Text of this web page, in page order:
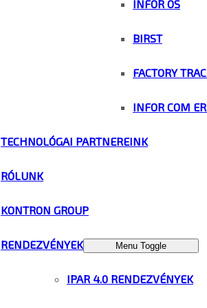
INFOR OS
BIRST
FACTORY
INFOR COM
TECHNOLÓGAI PARTNEREINK
RÓLUNK
KONTRON GROUP
RENDEZVÉNYEK Menu Toggle
IPAR 4.0 RENDEZVÉNYEK